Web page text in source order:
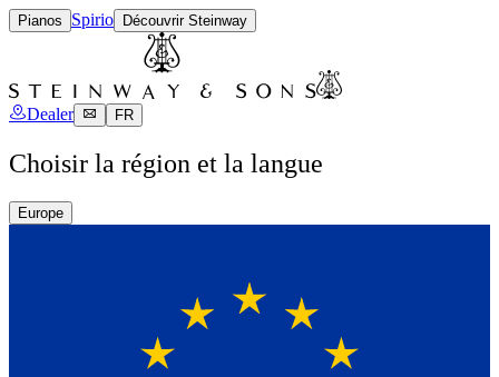
Pianos Spirio Découvrir Steinway
Dealer FR
Choisir la région et la langue
Europe